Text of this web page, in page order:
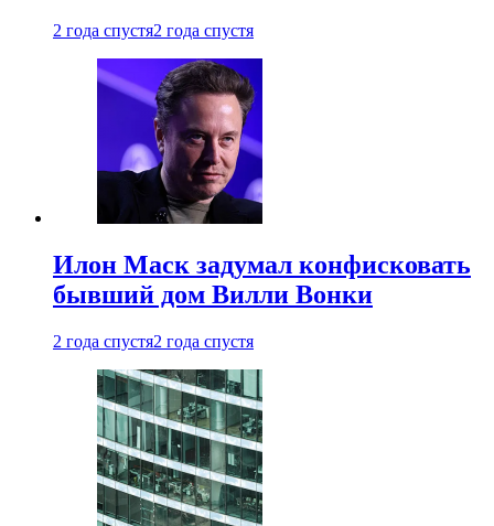
2 года спустя2 года спустя
Илон Маск задумал конфисковать
бывший дом Вилли Вонки
2 года спустя2 года спустя